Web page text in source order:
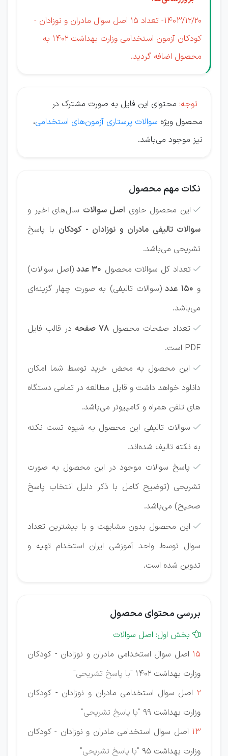
1403/12/20- تعداد 15 اصل سوال مادران و نوزادان -
کودکان آزمون استخدامی وزارت بهداشت 1402 به
محصول اضافه گردید.
توجه: محتوای این فایل به صورت مشترک در
محصول ویژه سوالات پرستاری آزمون‌های استخدامی،
نیز موجود می‌باشد.
نکات مهم محصول
 این محصول حاوی اصل سوالات سال‌های اخیر و
سوالات تالیفی مادران و نوزادان - کودکان با پاسخ
تشریحی می‌باشد.
 تعداد کل سوالات محصول 30 عدد (اصل سوالات)
و 150 عدد
(سوالات تالیفی) به صورت چهار گزینه‌ای
می‌باشد.
 تعداد صفحات محصول 78 صفحه
در قالب فایل
PDF است.
 این محصول به محض خرید توسط شما امکان
دانلود خواهد داشت و قابل مطالعه در تمامی دستگاه
های تلفن همراه و کامپیوتر می‌باشد.
 سوالات تالیفی این محصول به‌ شیوه تست نکته
به نکته تالیف شده‌اند.
 پاسخ سوالات موجود در این محصول به صورت
تشریحی (توضیح کامل با ذکر دلیل انتخاب پاسخ
صحیح) می‌باشد.
 این محصول بدون مشابهت و با بیشترین تعداد
سوال توسط واحد آموزشی ایران استخدام تهیه و
تدوین شده است.
بررسی محتوای محصول
 بخش اول: اصل سوالات
15 اصل سوال استخدامی مادران و نوزادان - کودکان
وزارت بهداشت 1402
"با پاسخ تشریحی"
2 اصل سوال استخدامی مادران و نوزادان - کودکان
وزارت بهداشت 99
"با پاسخ تشریحی"
13 اصل سوال استخدامی مادران و نوزادان - کودکان
وزارت بهداشت 95
"با پاسخ تشریحی"